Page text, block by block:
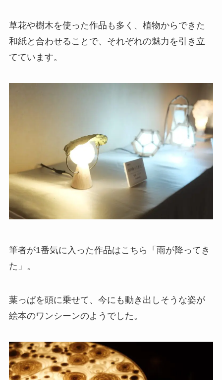
草花や樹木を使った作品も多く、植物からできた
和紙と合わせることで、それぞれの魅力を引き立
てています。
筆者が1番気に入った作品はこちら「雨が降ってき
た」。
葉っぱを頭に乗せて、今にも動き出しそうな姿が
絵本のワンシーンのようでした。